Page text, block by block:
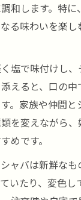
和します。特
る味わいを楽
塩で味付けし
えると、口の
。家族や仲間と
を変えながら
めです。
ャバは新鮮な
いたり、変色し